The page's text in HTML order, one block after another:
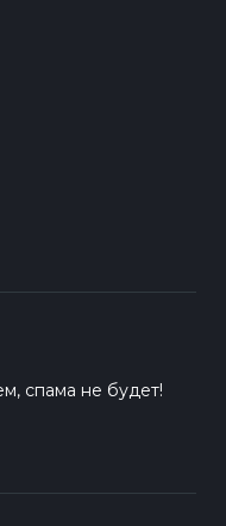
спама не будет!